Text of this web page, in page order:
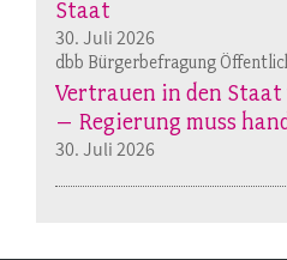
Staat
30. Juli 2026
dbb Bürgerbefragung
Vertrauen in den
– Regierung muss
30. Juli 2026